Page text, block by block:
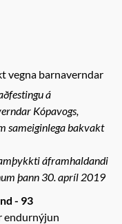
vegna barnaverndar
á
Kópavogs,
sameiginlega bakvakt
áframhaldandi
þann 30. apríl 2019
- 93
endurnýjun